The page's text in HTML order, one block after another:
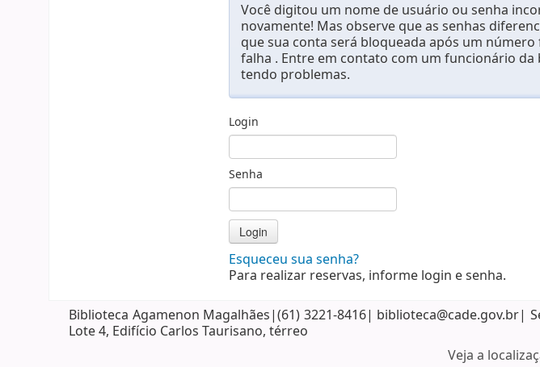
Você digitou um nome de usuário ou senha
novamente! Mas observe que as senhas
que sua conta será bloqueada após um
falha . Entre em contato com um funcionário
tendo problemas.
Login
Senha
Esqueceu sua senha?
Para realizar reservas, informe login e senha.
Biblioteca Agamenon Magalhães|(61) 3221-8416| biblioteca@cade.gov.br|
Lote 4, Edifício Carlos Taurisano, térreo
Veja a